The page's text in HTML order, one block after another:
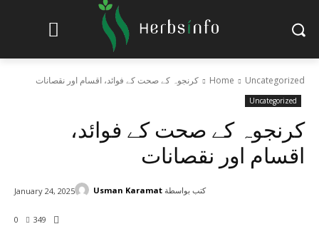
Home Uncategorized کرنجوہ کے صحت کے فوائد، اقسام اور نقصانات
Uncategorized
کرنجوہ کے صحت کے فوائد،
اقسام اور نقصانات
0 349
January 24, 2025 كتب بواسطة Usman Karamat